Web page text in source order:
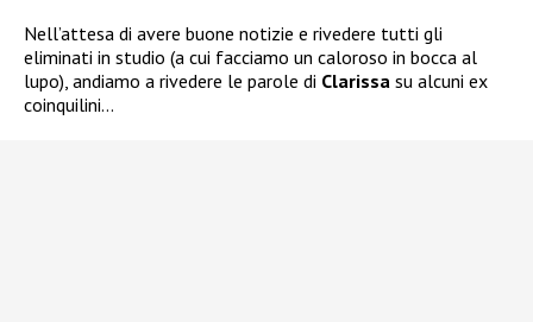
Nell’attesa di avere buone notizie e rivedere tutti gli
eliminati in studio (a cui facciamo un caloroso in bocca al
lupo), andiamo a rivedere le parole di Clarissa su alcuni ex
coinquilini…